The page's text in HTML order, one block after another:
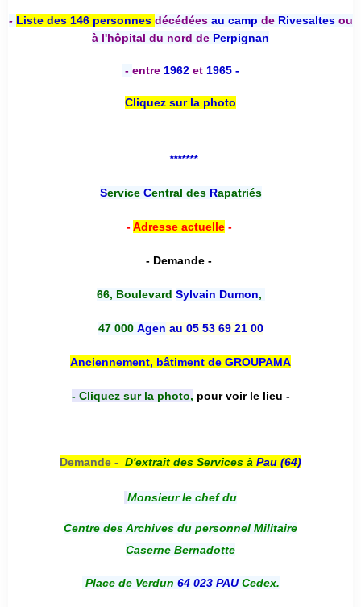
- Liste des 146 personnes décédées au camp deRivesaltesou
à l'hôpital du nord de Perpignan
- entre 1962 et 1965 -
Cliquez sur la photo
*******
Service Central desRapatriés
-Adresse actuelle-
- Demande -
66, Boulevard Sylvain Dumon,
47 000 Agen au 05 53 69 21 00
Anciennement, bâtiment de GROUPAMA
- Cliquez sur la photo, pour voir le lieu -
Demande - D'extrait des Services à Pau (64)
Monsieur le chef du
Centre des Archives du personnel Militaire
Caserne Bernadotte
Place de Verdun 64 023 PAUCedex.